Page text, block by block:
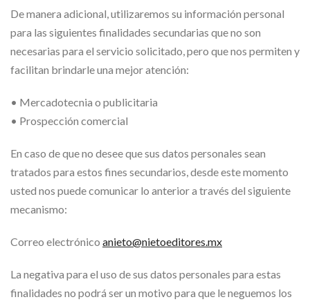
De manera adicional, utilizaremos su información personal
para las siguientes finalidades secundarias que no son
necesarias para el servicio solicitado, pero que nos permiten y
facilitan brindarle una mejor atención:
• Mercadotecnia o publicitaria
• Prospección comercial
En caso de que no desee que sus datos personales sean
tratados para estos fines secundarios, desde este momento
usted nos puede comunicar lo anterior a través del siguiente
mecanismo:
Correo electrónico anieto@nietoeditores.mx
La negativa para el uso de sus datos personales para estas
finalidades no podrá ser un motivo para que le neguemos los